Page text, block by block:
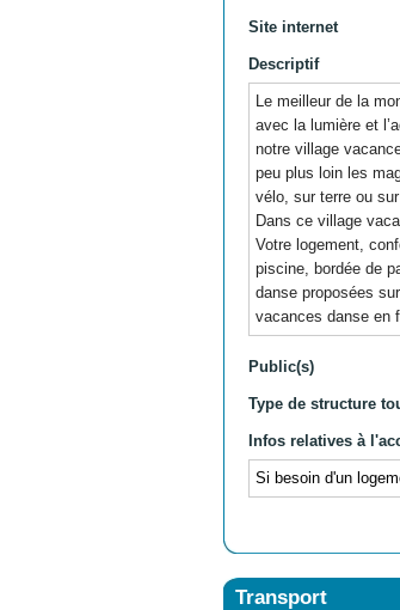
Site internet
Descriptif
Le meilleur de la
avec la lumière et
notre village
peu plus loin les
vélo, sur terre ou
Dans ce village
Votre logement,
piscine, bordée de
danse proposées
vacances danse en
Public(s)
Type de structure
Infos relatives à
Si besoin d'un
Transport